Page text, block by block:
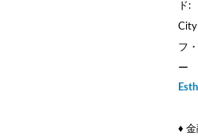
ド:
City
フ
ー
♦